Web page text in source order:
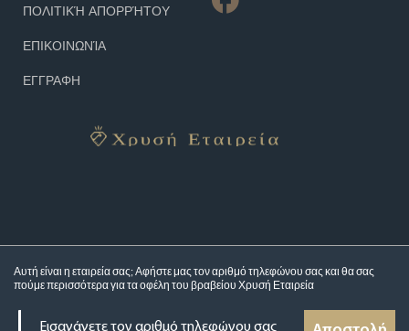
Αυτή είναι η εταιρεία σας; Αφήστε μας τον αριθμό τηλεφώνου σας και θα σας
πούμε περισσότερα για ταοφέλη του βραβείου Χρυσή Εταιρεία
ΠΟΛΙΤΙΚΉ ΑΠΟΡΡΉΤΟΥ
ΕΠΙΚΟΙΝΩΝΊΑ
ΕΓΓΡΑΦΗ